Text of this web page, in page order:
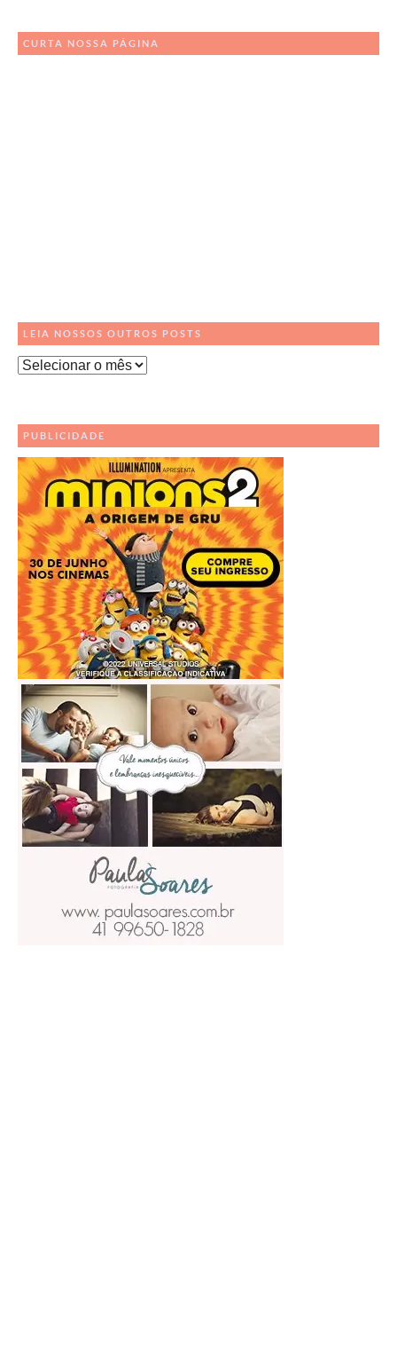
CURTA NOSSA PÁGINA
LEIA NOSSOS OUTROS POSTS
Leia
Posts
PUBLICIDADE